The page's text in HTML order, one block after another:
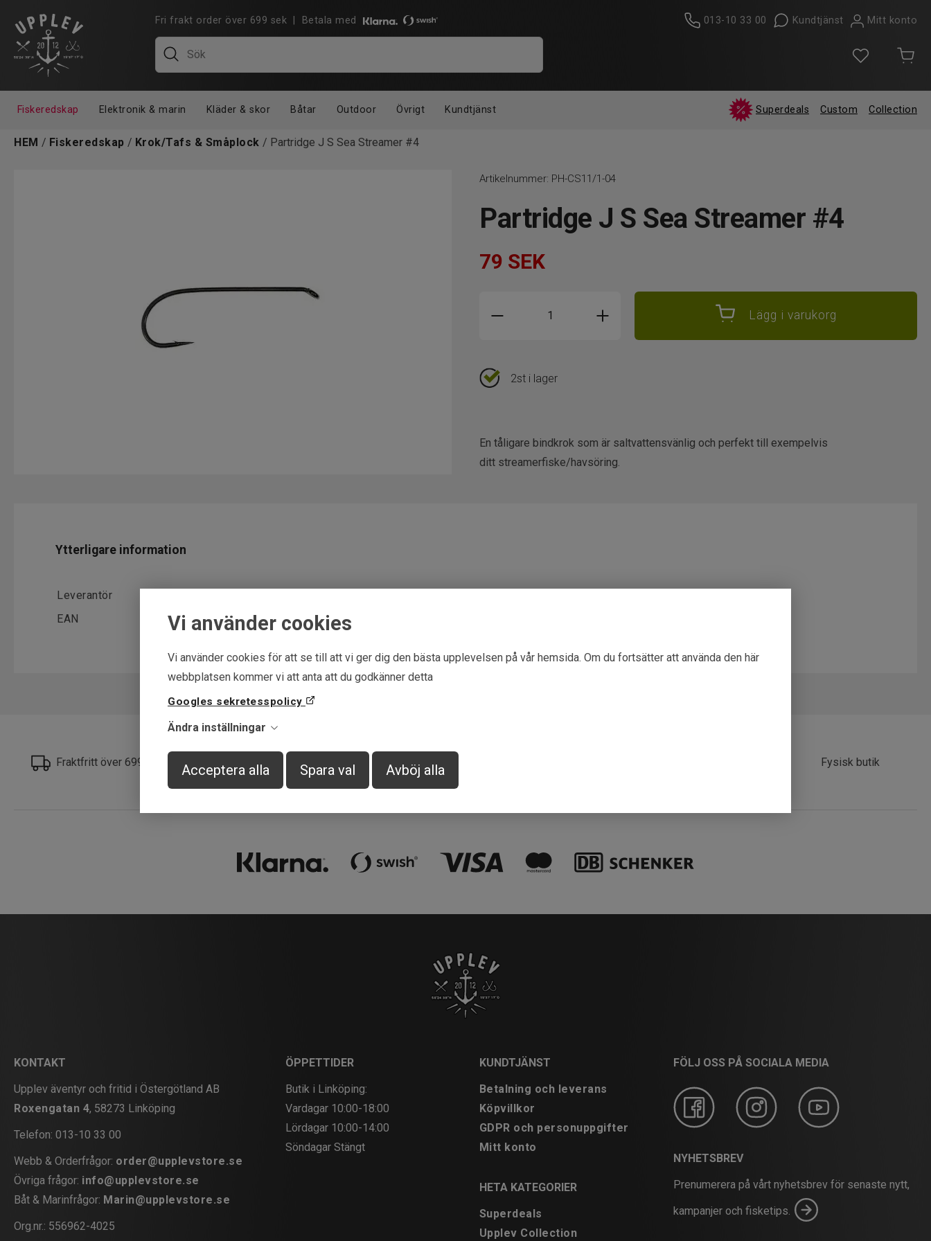
Vi använder cookies
Vi använder cookies för att se till att vi ger dig den bästa upplevelsen på vår hemsida. Om du fortsätter att använda den här
webbplatsen kommer vi att anta att du godkänner detta
Googles sekretesspolicy
Ändra inställningar
Acceptera alla Spara val Avböj alla
Fri frakt order över 699 sek | Betala med 013-10 33 00 Kundtjänst Mitt konto
Fiskeredskap Elektronik & marin Kläder & skor Båtar Outdoor Övrigt Kundtjänst Superdeals Custom Collection
HEM / Fiskeredskap / Krok/Tafs & Småplock / Partridge J S Sea Streamer #4
Artikelnummer: PH-CS11/1-04
Partridge J S Sea Streamer #4
79 SEK
Lägg i varukorg
2st i lager
En tåligare bindkrok som är saltvattensvänlig och perfekt till exempelvis
ditt streamerfiske/havsöring.
Ytterligare information
Leverantör
EAN
5055478711595
Fraktfritt över 699 kr Få först - Betala senare Snabba leveranser Fysisk butik
KONTAKT
Upplev äventyr och fritid i Östergötland AB
Roxengatan 4, 58273 Linköping
Telefon: 013-10 33 00
Webb & Orderfrågor: order@upplevstore.se
Övriga frågor: info@upplevstore.se
Båt & Marinfrågor: Marin@upplevstore.se
Org.nr.: 556962-4025
ÖPPETTIDER
Butik i Linköping:
Vardagar 10:00-18:00
Lördagar 10:00-14:00
Söndagar Stängt
KUNDTJÄNST
Betalning och leverans
Köpvillkor
GDPR och personuppgifter
Mitt konto
HETA KATEGORIER
Superdeals
Upplev Collection
FÖLJ OSS PÅ SOCIALA MEDIA
NYHETSBREV
Prenumerera på vårt nyhetsbrev för senaste nytt,
kampanjer och fisketips.